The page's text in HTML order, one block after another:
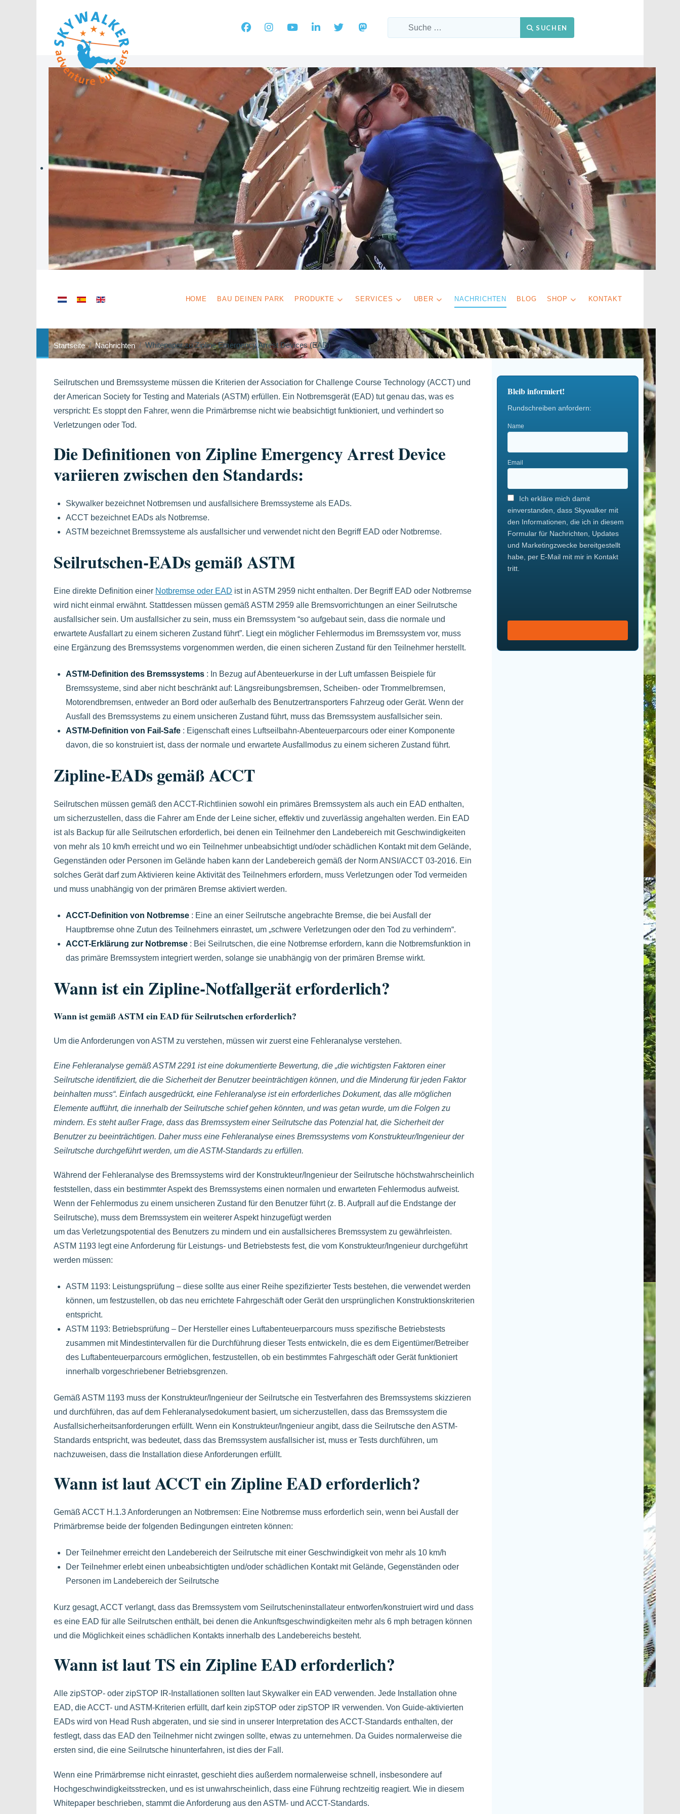
SUCHEN
Sprache auswählen HOME BAU DEINEN PARK PRODUKTE SERVICES UBER NACHRICHTEN BLOG SHOP KONTAKT
Startseite Nachrichten Whitepaper zu Zipline Emergency Arrest Devices (EAD)
Seilrutschen und Bremssysteme müssen die Kriterien der Association for Challenge Course Technology (ACCT) und
der American Society for Testing and Materials (ASTM) erfüllen. Ein Notbremsgerät (EAD) tut genau das, was es
verspricht: Es stoppt den Fahrer, wenn die Primärbremse nicht wie beabsichtigt funktioniert, und verhindert so
Verletzungen oder Tod.
Die Definitionen von Zipline Emergency Arrest Device
variieren zwischen den Standards:
Skywalker bezeichnet Notbremsen und ausfallsichere Bremssysteme als EADs.
ACCT bezeichnet EADs als Notbremse.
ASTM bezeichnet Bremssysteme als ausfallsicher und verwendet nicht den Begriff EAD oder Notbremse.
Seilrutschen-EADs gemäß ASTM
Eine direkte Definition einer Notbremse oder EAD ist in ASTM 2959 nicht enthalten. Der Begriff EAD oder Notbremse
wird nicht einmal erwähnt. Stattdessen müssen gemäß ASTM 2959 alle Bremsvorrichtungen an einer Seilrutsche
ausfallsicher sein. Um ausfallsicher zu sein, muss ein Bremssystem “so aufgebaut sein, dass die normale und
erwartete Ausfallart zu einem sicheren Zustand führt”. Liegt ein möglicher Fehlermodus im Bremssystem vor, muss
eine Ergänzung des Bremssystems vorgenommen werden, die einen sicheren Zustand für den Teilnehmer herstellt.
ASTM-Definition des Bremssystems : In Bezug auf Abenteuerkurse in der Luft umfassen Beispiele für
Bremssysteme, sind aber nicht beschränkt auf: Längsreibungsbremsen, Scheiben- oder Trommelbremsen,
Motorendbremsen, entweder an Bord oder außerhalb des Benutzertransporters Fahrzeug oder Gerät. Wenn der
Ausfall des Bremssystems zu einem unsicheren Zustand führt, muss das Bremssystem ausfallsicher sein.
ASTM-Definition von Fail-Safe : Eigenschaft eines Luftseilbahn-Abenteuerparcours oder einer Komponente
davon, die so konstruiert ist, dass der normale und erwartete Ausfallmodus zu einem sicheren Zustand führt.
Zipline-EADs gemäß ACCT
Seilrutschen müssen gemäß den ACCT-Richtlinien sowohl ein primäres Bremssystem als auch ein EAD enthalten,
um sicherzustellen, dass die Fahrer am Ende der Leine sicher, effektiv und zuverlässig angehalten werden. Ein EAD
ist als Backup für alle Seilrutschen erforderlich, bei denen ein Teilnehmer den Landebereich mit Geschwindigkeiten
von mehr als 10 km/h erreicht und wo ein Teilnehmer unbeabsichtigt und/oder schädlichen Kontakt mit dem Gelände,
Gegenständen oder Personen im Gelände haben kann der Landebereich gemäß der Norm ANSI/ACCT 03-2016. Ein
solches Gerät darf zum Aktivieren keine Aktivität des Teilnehmers erfordern, muss Verletzungen oder Tod vermeiden
und muss unabhängig von der primären Bremse aktiviert werden.
ACCT-Definition von Notbremse : Eine an einer Seilrutsche angebrachte Bremse, die bei Ausfall der
Hauptbremse ohne Zutun des Teilnehmers einrastet, um „schwere Verletzungen oder den Tod zu verhindern“.
ACCT-Erklärung zur Notbremse : Bei Seilrutschen, die eine Notbremse erfordern, kann die Notbremsfunktion in
das primäre Bremssystem integriert werden, solange sie unabhängig von der primären Bremse wirkt.
Wann ist ein Zipline-Notfallgerät erforderlich?
Wann ist gemäß ASTM ein EAD für Seilrutschen erforderlich?
Um die Anforderungen von ASTM zu verstehen, müssen wir zuerst eine Fehleranalyse verstehen.
Eine Fehleranalyse gemäß ASTM 2291 ist eine dokumentierte Bewertung, die „die wichtigsten Faktoren einer
Seilrutsche identifiziert, die die Sicherheit der Benutzer beeinträchtigen können, und die Minderung für jeden Faktor
beinhalten muss“. Einfach ausgedrückt, eine Fehleranalyse ist ein erforderliches Dokument, das alle möglichen
Elemente aufführt, die innerhalb der Seilrutsche schief gehen könnten, und was getan wurde, um die Folgen zu
mindern. Es steht außer Frage, dass das Bremssystem einer Seilrutsche das Potenzial hat, die Sicherheit der
Benutzer zu beeinträchtigen. Daher muss eine Fehleranalyse eines Bremssystems vom Konstrukteur/Ingenieur der
Seilrutsche durchgeführt werden, um die ASTM-Standards zu erfüllen.
Während der Fehleranalyse des Bremssystems wird der Konstrukteur/Ingenieur der Seilrutsche höchstwahrscheinlich
feststellen, dass ein bestimmter Aspekt des Bremssystems einen normalen und erwarteten Fehlermodus aufweist.
Wenn der Fehlermodus zu einem unsicheren Zustand für den Benutzer führt (z. B. Aufprall auf die Endstange der
Seilrutsche), muss dem Bremssystem ein weiterer Aspekt hinzugefügt werden
um das Verletzungspotential des Benutzers zu mindern und ein ausfallsicheres Bremssystem zu gewährleisten.
ASTM 1193 legt eine Anforderung für Leistungs- und Betriebstests fest, die vom Konstrukteur/Ingenieur durchgeführt
werden müssen:
ASTM 1193: Leistungsprüfung – diese sollte aus einer Reihe spezifizierter Tests bestehen, die verwendet werden
können, um festzustellen, ob das neu errichtete Fahrgeschäft oder Gerät den ursprünglichen Konstruktionskriterien
entspricht.
ASTM 1193: Betriebsprüfung – Der Hersteller eines Luftabenteuerparcours muss spezifische Betriebstests
zusammen mit Mindestintervallen für die Durchführung dieser Tests entwickeln, die es dem Eigentümer/Betreiber
des Luftabenteuerparcours ermöglichen, festzustellen, ob ein bestimmtes Fahrgeschäft oder Gerät funktioniert
innerhalb vorgeschriebener Betriebsgrenzen.
Gemäß ASTM 1193 muss der Konstrukteur/Ingenieur der Seilrutsche ein Testverfahren des Bremssystems skizzieren
und durchführen, das auf dem Fehleranalysedokument basiert, um sicherzustellen, dass das Bremssystem die
Ausfallsicherheitsanforderungen erfüllt. Wenn ein Konstrukteur/Ingenieur angibt, dass die Seilrutsche den ASTM-
Standards entspricht, was bedeutet, dass das Bremssystem ausfallsicher ist, muss er Tests durchführen, um
nachzuweisen, dass die Installation diese Anforderungen erfüllt.
Wann ist laut ACCT ein Zipline EAD erforderlich?
Gemäß ACCT H.1.3 Anforderungen an Notbremsen: Eine Notbremse muss erforderlich sein, wenn bei Ausfall der
Primärbremse beide der folgenden Bedingungen eintreten können:
Der Teilnehmer erreicht den Landebereich der Seilrutsche mit einer Geschwindigkeit von mehr als 10 km/h
Der Teilnehmer erlebt einen unbeabsichtigten und/oder schädlichen Kontakt mit Gelände, Gegenständen oder
Personen im Landebereich der Seilrutsche
Kurz gesagt, ACCT verlangt, dass das Bremssystem vom Seilrutscheninstallateur entworfen/konstruiert wird und dass
es eine EAD für alle Seilrutschen enthält, bei denen die Ankunftsgeschwindigkeiten mehr als 6 mph betragen können
und die Möglichkeit eines schädlichen Kontakts innerhalb des Landebereichs besteht.
Wann ist laut TS ein Zipline EAD erforderlich?
Alle zipSTOP- oder zipSTOP IR-Installationen sollten laut Skywalker ein EAD verwenden. Jede Installation ohne
EAD, die ACCT- und ASTM-Kriterien erfüllt, darf kein zipSTOP oder zipSTOP IR verwenden. Von Guide-aktivierten
EADs wird von Head Rush abgeraten, und sie sind in unserer Interpretation des ACCT-Standards enthalten, der
festlegt, dass das EAD den Teilnehmer nicht zwingen sollte, etwas zu unternehmen. Da Guides normalerweise die
ersten sind, die eine Seilrutsche hinunterfahren, ist dies der Fall.
Wenn eine Primärbremse nicht einrastet, geschieht dies außerdem normalerweise schnell, insbesondere auf
Hochgeschwindigkeitsstrecken, und es ist unwahrscheinlich, dass eine Führung rechtzeitig reagiert. Wie in diesem
Whitepaper beschrieben, stammt die Anforderung aus den ASTM- und ACCT-Standards.
Bleib informiert!
Rundschreiben anfordern:
Name
Email
Ich erkläre mich damit
einverstanden, dass Skywalker mit
den Informationen, die ich in diesem
Formular für Nachrichten, Updates
und Marketingzwecke bereitgestellt
habe, per E-Mail mit mir in Kontakt
tritt.